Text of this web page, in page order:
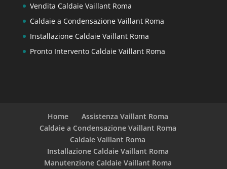
Vendita Caldaie Vaillant Roma
Caldaie a Condensazione Vaillant Roma
Installazione Caldaie Vaillant Roma
Pronto Intervento Caldaie Vaillant Roma
Home
Assistenza Vaillant Roma
Caldaie a Condensazione Vaillant Roma
Caldaie Vaillant Roma
Installazione Caldaie Vaillant Roma
Manutenzione Caldaie Vaillant Roma